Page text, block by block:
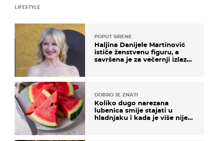
LIFESTYLE
POPUT SIRENE
Haljina Danijele Martinović
ističe ženstvenu figuru, a
savršena je za večernji izlazak
DOBRO JE ZNATI
Koliko dugo narezana
lubenica smije stajati u
hladnjaku i kada je više nije